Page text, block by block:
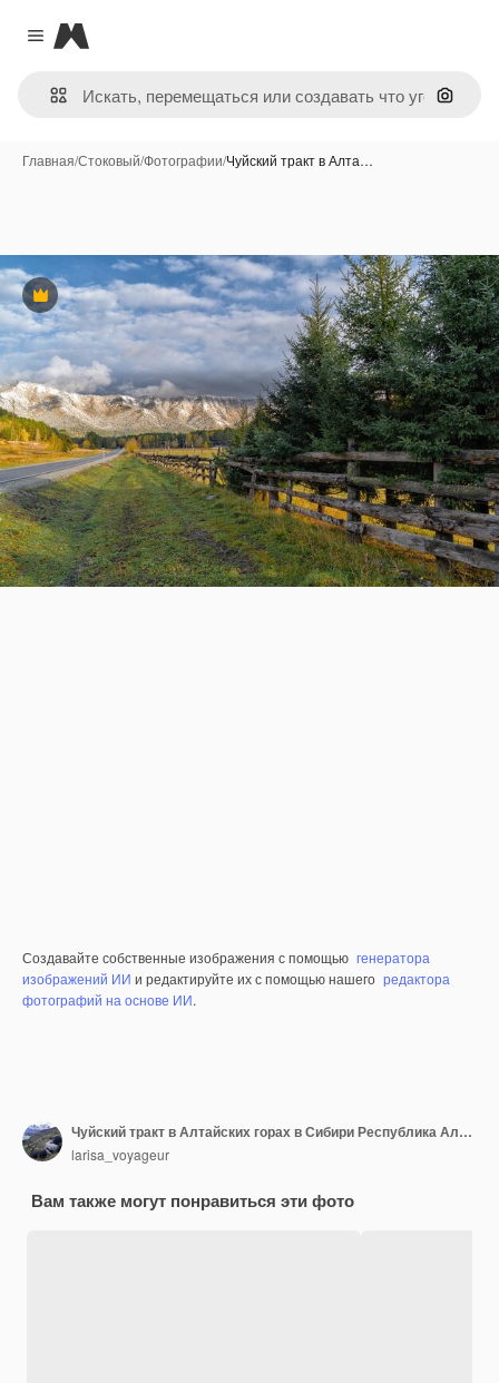
Close menu
Magnific
Поиск
Главная/Стоковый/Фотографии/Чуйский тракт в Алта…
Премиум
Создавайте собственные изображения с помощью генератора
изображений ИИ и редактируйте их с помощью нашего редактора
фотографий на основе ИИ.
Чуйский тракт в Алтайских горах в Сибири Республика Алтай Россия
larisa_voyageur
Вам также могут понравиться эти фото